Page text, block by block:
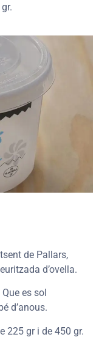
de Pallars,
d’ovella.
es sol
d’anous.
225 gr i de 450 gr.